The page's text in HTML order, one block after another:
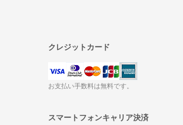
クレジットカード
お支払い手数料は無料です。
スマートフォンキャリア決済